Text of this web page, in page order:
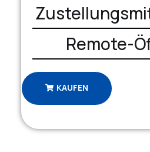
Remote-
KAUFEN